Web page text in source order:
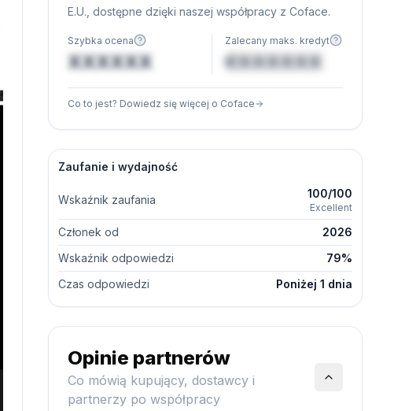
E.U., dostępne dzięki naszej współpracy z Coface.
Szybka ocena
XXXXXX
Zalecany maks. kredyt
€XXXXXX
Co to jest? Dowiedz się więcej o Coface
Zaufanie i wydajność
Wskaźnik zaufania 100/100
Excellent
Członek od
2026
Wskaźnik odpowiedzi
79%
Czas odpowiedzi
Poniżej 1 dnia
Opinie partnerów
Co mówią kupujący, dostawcy i
partnerzy po współpracy